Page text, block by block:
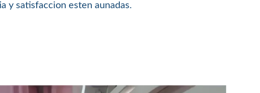
y satisfaccion esten aunadas.